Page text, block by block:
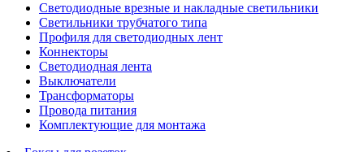
Светодиодные врезные и накладные светильники
Светильники трубчатого типа
Профиля для светодиодных лент
Коннекторы
Светодиодная лента
Выключатели
Трансформаторы
Провода питания
Комплектующие для монтажа